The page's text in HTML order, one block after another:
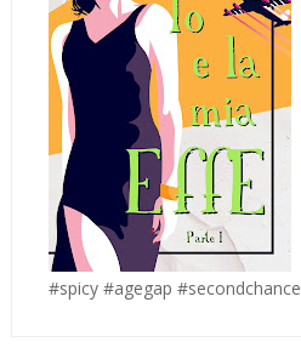
#spicy #agegap #secondchance